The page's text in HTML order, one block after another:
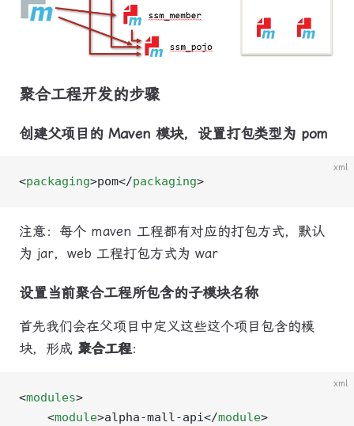
聚合工程开发的步骤
创建父项目的 Maven 模块，设置打包类型为 pom
xml
<packaging>pom</packaging>
注意：每个 maven 工程都有对应的打包方式，默认
为 jar，web 工程打包方式为 war
设置当前聚合工程所包含的子模块名称
首先我们会在父项目中定义这些这个项目包含的模
块，形成 聚合工程：
xml
<modules>
    <
module>alpha-mall-api</module>